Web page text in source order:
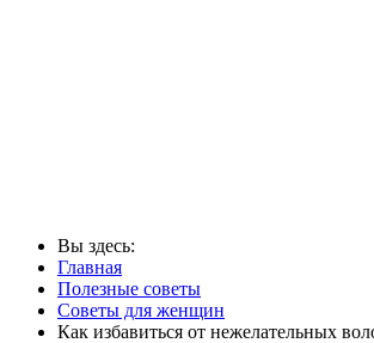
Вы здесь:
Главная
Полезные советы
Советы для женщин
Как избавиться от нежелательных